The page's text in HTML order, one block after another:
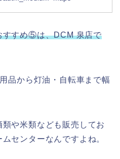
すすめ⑤は、DCM 泉店で
品から灯油・自転車まで幅
や米類なども販売してお
センターなんですよね。